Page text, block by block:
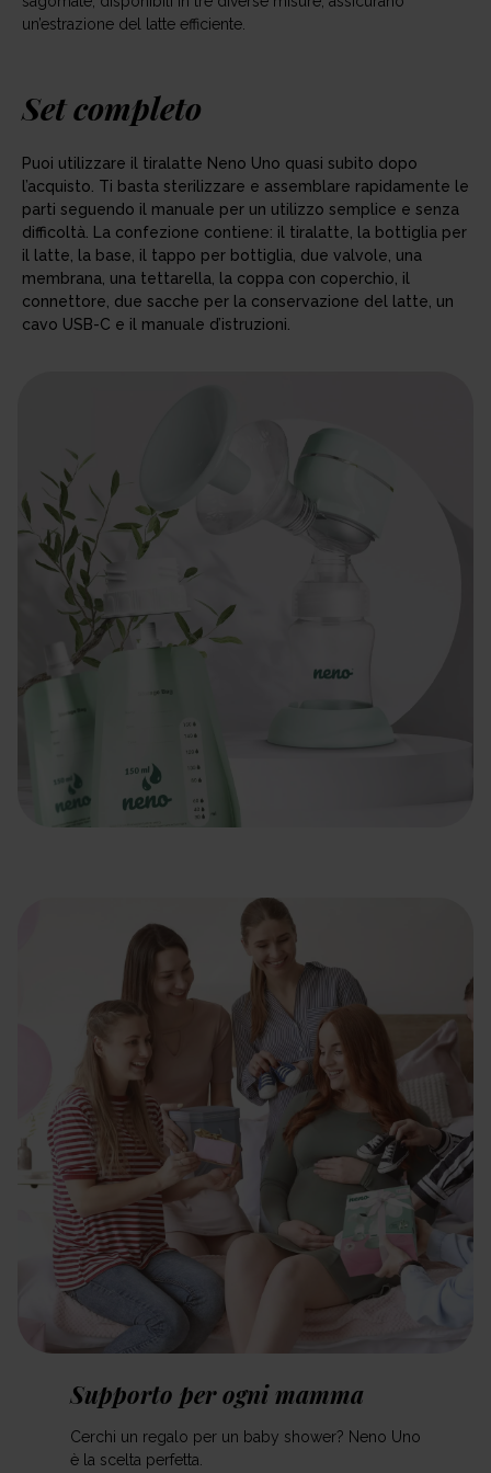
un’estrazione del latte efficiente.
Set completo
Puoi utilizzare il tiralatte Neno Uno quasi subito dopo
l’acquisto. Ti basta sterilizzare e assemblare rapidamente le
parti seguendo il manuale per un utilizzo semplice e senza
difficoltà. La confezione contiene: il tiralatte, la bottiglia per
il latte, la base, il tappo per bottiglia, due valvole, una
membrana, una tettarella, la coppa con coperchio, il
connettore, due sacche per la conservazione del latte, un
cavo USB-C e il manuale d’istruzioni.
Supporto per ogni mamma
Cerchi un regalo per un baby shower? Neno Uno
è la scelta perfetta.